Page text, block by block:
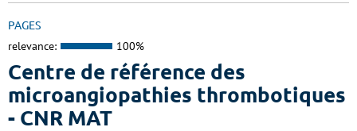
PAGES
relevance: 100%
Centre de référence des
microangiopathies thrombotiques
- CNR MAT